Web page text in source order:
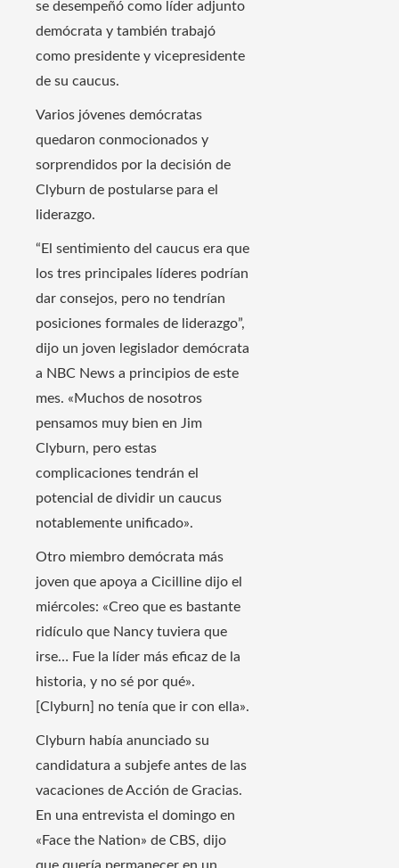
se desempeñó como líder adjunto
demócrata y también trabajó
como presidente y vicepresidente
de su caucus.
Varios jóvenes demócratas
quedaron conmocionados y
sorprendidos por la decisión de
Clyburn de postularse para el
liderazgo.
“El sentimiento del caucus era que
los tres principales líderes podrían
dar consejos, pero no tendrían
posiciones formales de liderazgo”,
dijo un joven legislador demócrata
a NBC News a principios de este
mes. «Muchos de nosotros
pensamos muy bien en Jim
Clyburn, pero estas
complicaciones tendrán el
potencial de dividir un caucus
notablemente unificado».
Otro miembro demócrata más
joven que apoya a Cicilline dijo el
miércoles: «Creo que es bastante
ridículo que Nancy tuviera que
irse… Fue la líder más eficaz de la
historia, y no sé por qué».
[Clyburn] no tenía que ir con ella».
Clyburn había anunciado su
candidatura a subjefe antes de las
vacaciones de Acción de Gracias.
En una entrevista el domingo en
«Face the Nation» de CBS, dijo